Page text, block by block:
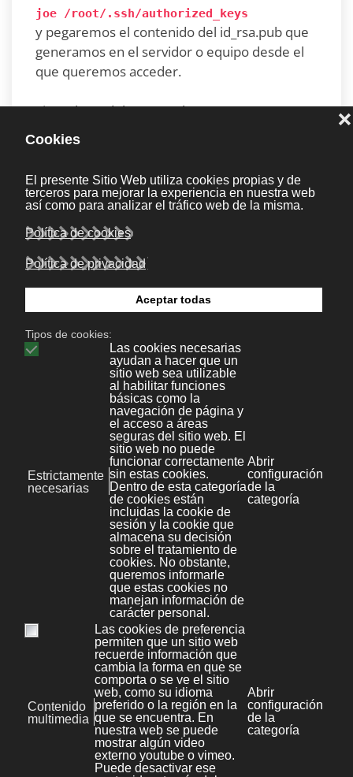
joe /root/.ssh/authorized_keys
y pegaremos el contenido del id_rsa.pub que
generamos en el servidor o equipo desde el
que queremos acceder.
Listo ahora debemos volver a nuestra
computadora personal. Si todo salió bien el
servidor deberia permitirte conectarte sin
passphrase que usaste al principio para
genera los keys. De este momento en
adelante podrás conectarte al servidor
ssh usuario[ @ ]servidorremoto.com
En caso de tener algún problema al
conectarnos por ssh del tipo:
WARNING: REMOTE HOST IDENTIFICATION HAS
debemos editar el fichero "known_hosts"
para eliminar la línea que ha almacenado
cuando nos hemos conectado anteriormente
desde la misma IP, para ello ejecutamos:
#ssh-keygen -f "/root/.ssh/known_hosts" -R
#ssh-keygen -f "/root/.ssh/known_hosts" -R
Aquí les dejo el enlace al mejor articulo que
encontré sobre el tema.
Link
27 Octubre 2010|Linux
Anterior Siguiente